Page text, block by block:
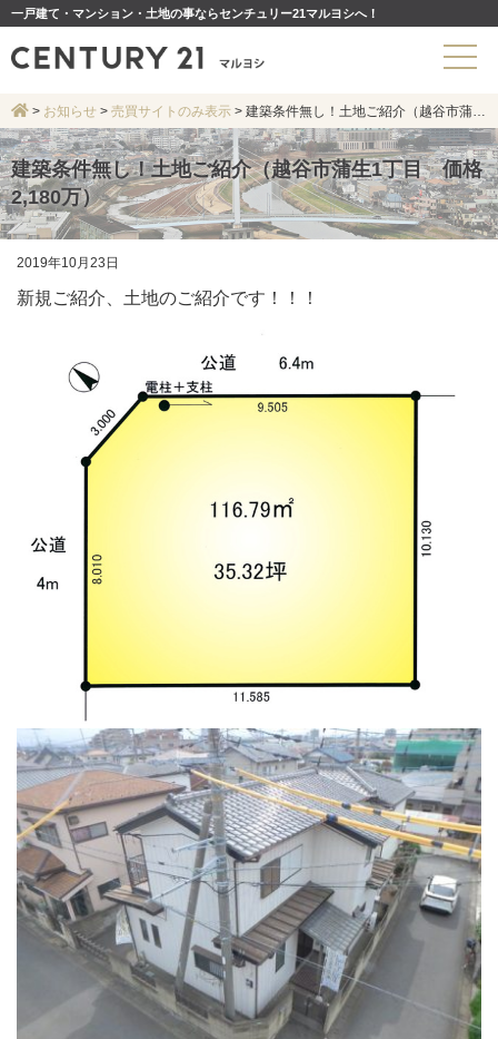
一戸建て・マンション・土地の事ならセンチュリー21マルヨシへ！
> お知らせ >売買サイトのみ表示 >建築条件無し！土地ご紹介（越谷市蒲生1丁目 価格2,180万）
建築条件無し！土地ご紹介（越谷市蒲生1丁目 価格
2,180万）
2019年10月23日
新規ご紹介、土地のご紹介です！！！